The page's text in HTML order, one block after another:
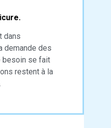
dans
demande des
besoin se fait
restent à la